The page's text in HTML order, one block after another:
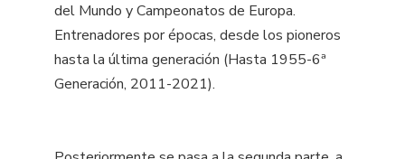
del Mundo y Campeonatos de Europa.
Entrenadores por épocas, desde los pioneros
hasta la última generación (Hasta 1955-6ª
Generación, 2011-2021).